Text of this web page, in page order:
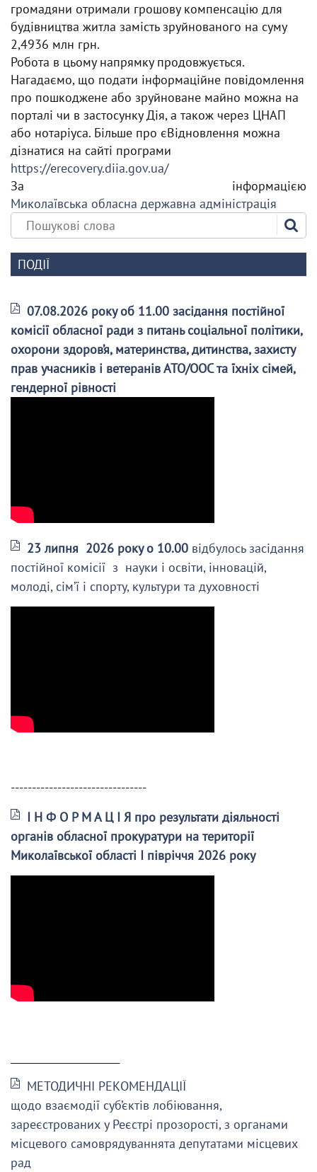
громадяни отримали грошову компенсацію для
будівництва житла замість зруйнованого на суму
2,4936 млн грн.
Робота в цьому напрямку продовжується.
Нагадаємо, що подати інформаційне повідомлення
про пошкоджене або зруйноване майно можна на
порталі чи в застосунку Дія, а також через ЦНАП
або нотаріуса. Більше про єВідновлення можна
дізнатися на сайті програми
https://erecovery.diia.gov.ua/
За інформацією
Миколаївська обласна державна адміністрація
ПОДІЇ
07.08.2026 року об 11.00 засідання постійної
комісії обласної ради з питань соціальної політики,
охорони здоров’я, материнства, дитинства, захисту
прав учасників і ветеранів АТО/ООС та їхніх сімей,
гендерної рівності
23 липня 2026 року о 10.00 відбулось засідання
постійної комісії з науки і освіти, інновацій,
молоді, сім’ї і спорту, культури та духовності
--------------------------------
І Н Ф О Р М А Ц І Я про результати діяльності
органів обласної прокуратури на території
Миколаївської області І півріччя 2026 року
МЕТОДИЧНІ РЕКОМЕНДАЦІЇ
щодо взаємодії суб’єктів лобіювання,
зареєстрованих у Реєстрі прозорості, з органами
місцевого самоврядуваннята депутатами місцевих
рад